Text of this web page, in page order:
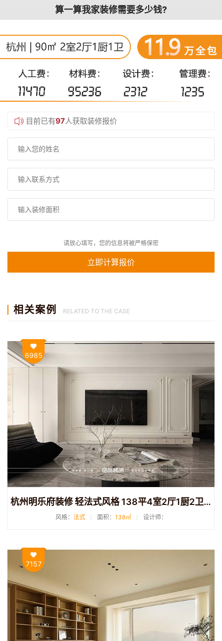
算一算我家装修需要多少钱?
目前已有97人获取装修报价
请放心填写，您的信息将被严格保密
相关案例 RELATED TO THE CASE
6985
杭州明乐府装修 轻法式风格 138平4室2厅1厨2卫装修
风格： 法式 面积： 138㎡ 设计师：
7157